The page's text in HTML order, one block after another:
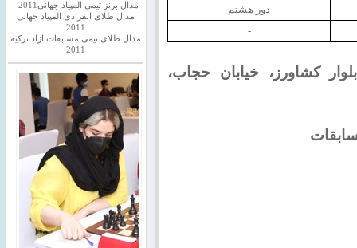
دور هشتم
-
کشاورز، خیابان حجاب،
مدال برنز تیمی المپیاد جهانی2011 -
مدال طلای انفرادی المپیاد جهانی
2011
مدال طلای تیمی مسابقات ازاد ترکیه
2011